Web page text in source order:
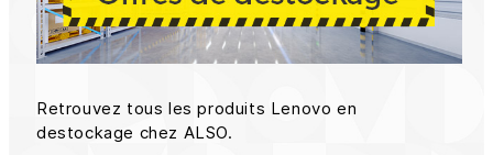
Retrouvez tous les produits Lenovo en
destockage chez ALSO.